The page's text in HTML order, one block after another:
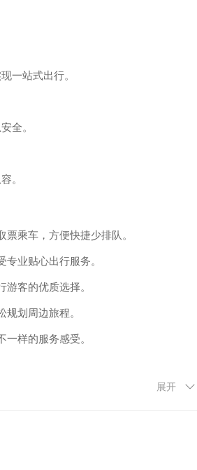
一站式出行。
全。
。
乘车，方便快捷少排队。
业贴心出行服务。
客的优质选择。
划周边旅程。
样的服务感受。
乘车人，有券可用则选，提交订单并支
。仅限本手机号买的票，范围是重庆市
展开